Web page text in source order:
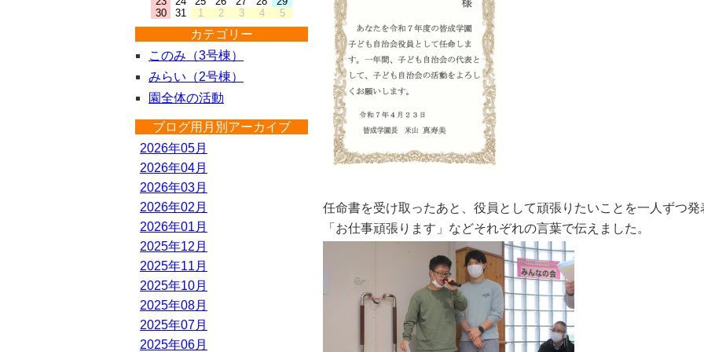
30
31 1 2 3 4 5
カテゴリー
このみ（3号棟）
みらい（2号棟）
園全体の活動
ブログ用月別アーカイブ
2026年05月
2026年04月
2026年03月
2026年02月
2026年01月
2025年12月
2025年11月
2025年10月
2025年08月
2025年07月
2025年06月
任命書を受け取ったあと、役員として頑張りたいことを一人ずつ発
「お仕事頑張ります」などそれぞれの言葉で伝えました。